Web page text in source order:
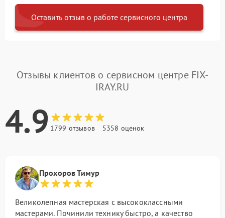
Оставить отзыв о работе сервисного центра
Отзывы клиентов о сервисном центре FIX-
IRAY.RU
4.9 1799 отзывов 5358 оценок
Прохоров Тимур
Великолепная мастерская с высококлассными
мастерами. Починили технику быстро, а качество